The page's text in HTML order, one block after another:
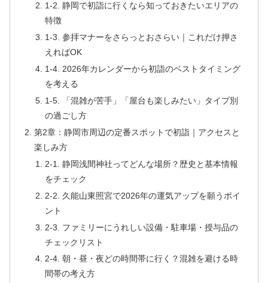
1-2. 静岡で初詣に行くなら知っておきたいエリアの
特徴
1-3. 参拝マナーをさらっとおさらい｜これだけ押さ
えればOK
1-4. 2026年カレンダーから初詣のベストタイミング
を考える
1-5. 「混雑が苦手」「屋台も楽しみたい」タイプ別
の過ごし方
第2章：静岡市周辺の定番スポットで初詣｜アクセスと
楽しみ方
2-1. 静岡浅間神社ってどんな場所？歴史と基本情報
をチェック
2-2. 久能山東照宮で2026年の運気アップを願うポイ
ント
2-3. ファミリーにうれしい設備・駐車場・授与品の
チェックリスト
2-4. 朝・昼・夜どの時間帯に行く？混雑を避ける時
間帯の考え方